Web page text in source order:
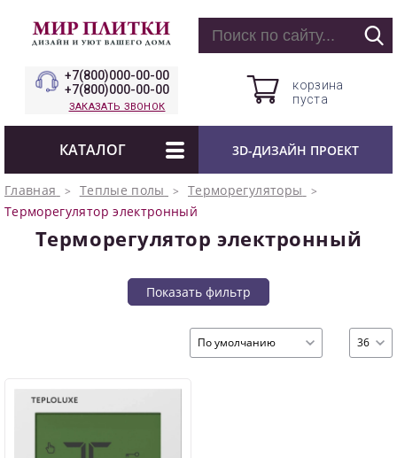
+7(800)000-00-00
+7(800)000-00-00
ЗАКАЗАТЬ ЗВОНОК
корзина
пуста
КАТАЛОГ 3D-ДИЗАЙН ПРОЕКТ
Главная Теплые полы
Терморегуляторы
Терморегулятор электронный
Терморегулятор электронный
Показать фильтр
По умолчанию 36